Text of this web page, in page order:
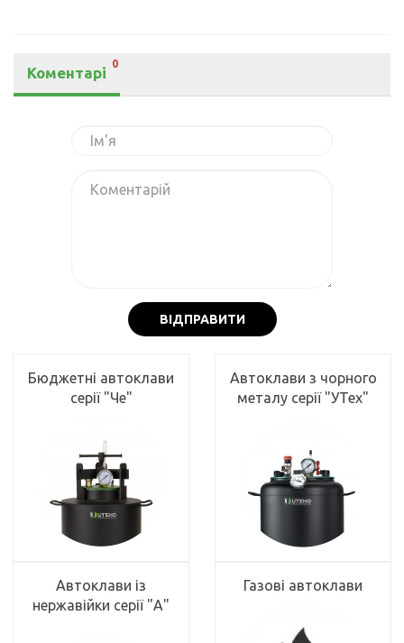
Коментарі
0
ВІДПРАВИТИ
Бюджетні автоклави
серії "Че"
Автоклави з чорного
металу серії "УТех"
Автоклави із
нержавійки серії "А"
Газові автоклави